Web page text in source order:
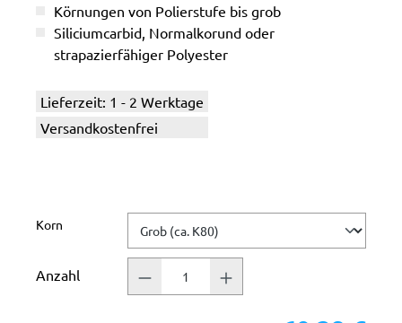
Körnungen von Polierstufe bis grob
Siliciumcarbid, Normalkorund oder
strapazierfähiger Polyester
Lieferzeit: 1 - 2 Werktage
Versandkostenfrei
Korn
Anzahl